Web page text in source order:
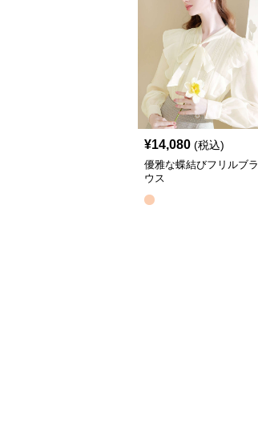
¥14,080 (税込)
優雅な蝶結びフリルブラ
ウス